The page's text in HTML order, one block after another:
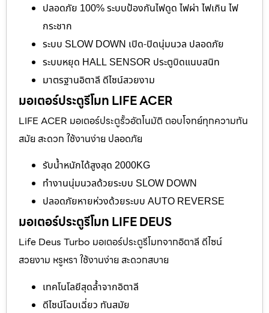
ปลอดภัย 100% ระบบป้องกันไฟดูด ไฟผ่า ไฟเกิน ไฟ
กระชาก
ระบบ SLOW DOWN เปิด-ปิดนุ่มนวล ปลอดภัย
ระบบหยุด HALL SENSOR ประตูบิดแนบสนิท
มาตรฐานอิตาลี ดีไซน์สวยงาม
มอเตอร์ประตูรีโมท LIFE ACER
LIFE ACER มอเตอร์ประตูรั้วอัตโนมัติ ตอบโจทย์ทุกความทัน
สมัย สะดวก ใช้งานง่าย ปลอดภัย
รับน้ำหนักได้สูงสุด 2000KG
ทำงานนุ่มนวลด้วยระบบ SLOW DOWN
ปลอดภัยหายห่วงด้วยระบบ AUTO REVERSE
มอเตอร์ประตูรีโมท LIFE DEUS
Life Deus Turbo มอเตอร์ประตูรีโมทจากอิตาลี ดีไซน์
สวยงาม หรูหรา ใช้งานง่าย สะดวกสบาย
เทคโนโลยีสุดล้ำจากอิตาลี
ดีไซน์โฉบเฉี่ยว ทันสมัย